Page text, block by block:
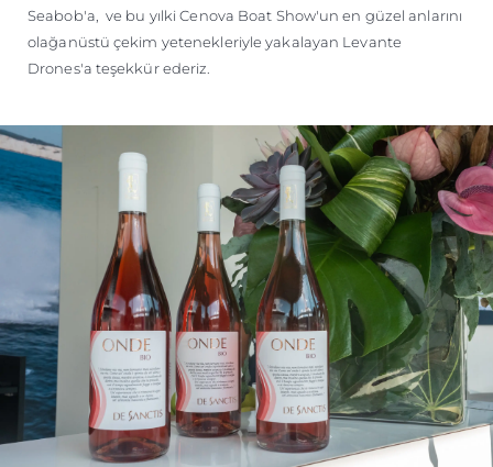
Seabob'a, ve bu yılki Cenova Boat Show'un en güzel anlarını
olağanüstü çekim yetenekleriyle yakalayan Levante
Drones'a teşekkür ederiz.